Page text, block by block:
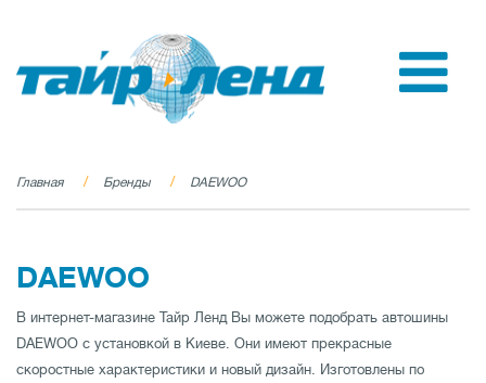
Главная Бренды DAEWOO
DAEWOO
В интернет-магазине Тайр Ленд Вы можете подобрать автошины
DAEWOO с установкой в Киеве. Они имеют прекрасные
скоростные характеристики и новый дизайн. Изготовлены по